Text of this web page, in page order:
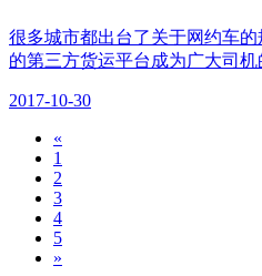
很多城市都出台了关于网约车
的第三方货运平台成为广大司机
2017-10-30
«
1
2
3
4
5
»